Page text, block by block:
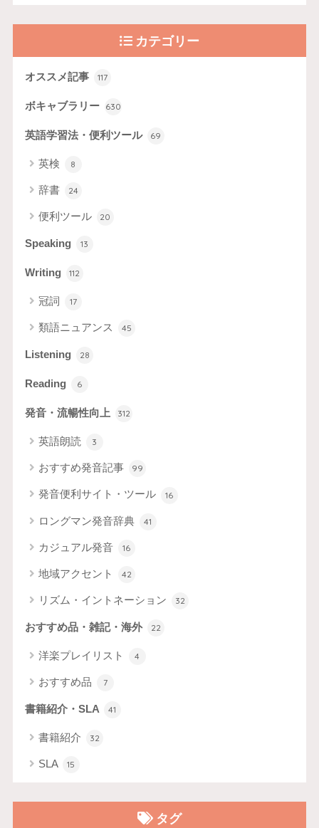
カテゴリー
オススメ記事 117
ボキャブラリー 630
英語学習法・便利ツール 69
英検 8
辞書 24
便利ツール 20
Speaking 13
Writing 112
冠詞 17
類語ニュアンス 45
Listening 28
Reading 6
発音・流暢性向上 312
英語朗読 3
おすすめ発音記事 99
発音便利サイト・ツール 16
ロングマン発音辞典 41
カジュアル発音 16
地域アクセント 42
リズム・イントネーション 32
おすすめ品・雑記・海外 22
洋楽プレイリスト 4
おすすめ品 7
書籍紹介・SLA 41
書籍紹介 32
SLA 15
タグ